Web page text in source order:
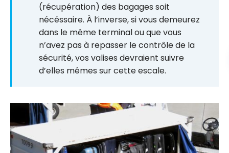
(récupération) des bagages soit
nécéssaire. À l’inverse, si vous demeurez
dans le même terminal ou que vous
n’avez pas à repasser le contrôle de la
sécurité, vos valises devraient suivre
d’elles mêmes sur cette escale.